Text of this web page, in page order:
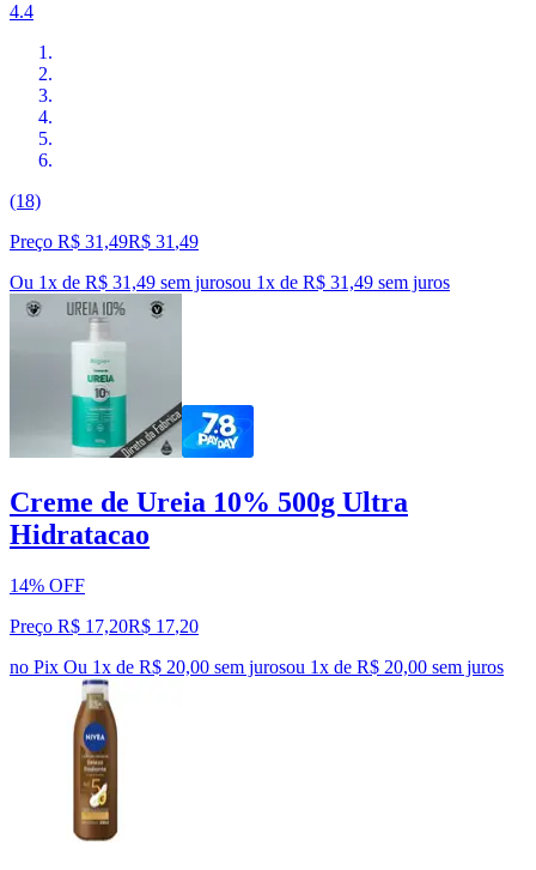
4.4
(18)
Preço R$ 31,49R$ 31,49
Ou 1x de R$ 31,49 sem jurosou 1x de R$ 31,49 sem juros
Creme de Ureia 10% 500g Ultra
Hidratacao
14% OFF
Preço R$ 17,20R$ 17,20
no Pix Ou 1x de R$ 20,00 sem jurosou 1x de R$ 20,00 sem juros